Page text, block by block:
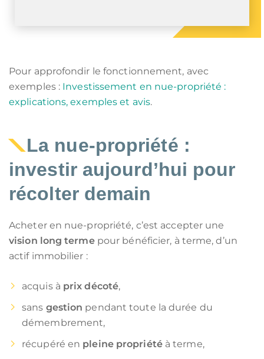
Pour approfondir le fonctionnement, avec
exemples : Investissement en nue-propriété :
explications, exemples et avis.
La nue-propriété :
investir aujourd’hui pour
récolter demain
Acheter en nue-propriété, c’est accepter une
vision long termepour bénéficier, à terme, d’un
actif immobilier :
acquis à prix décoté,
sans gestion pendant toute la durée du
démembrement,
récupéré en pleine propriétéà terme,